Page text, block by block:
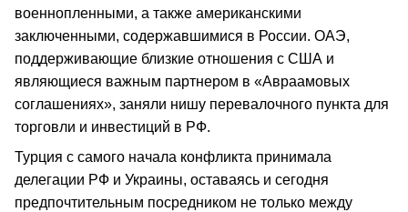
военнопленными, а также американскими
заключенными, содержавшимися в России. ОАЭ,
поддерживающие близкие отношения с США и
являющиеся важным партнером в «Авраамовых
соглашениях», заняли нишу перевалочного пункта для
торговли и инвестиций в РФ.
Турция с самого начала конфликта принимала
делегации РФ и Украины, оставаясь и сегодня
предпочтительным посредником не только между